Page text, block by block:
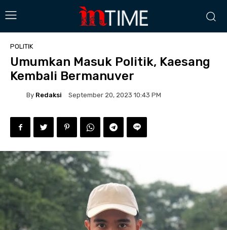
POLITIK
Umumkan Masuk Politik, Kaesang
Kembali Bermanuver
By Redaksi September 20, 2023 10:43 PM